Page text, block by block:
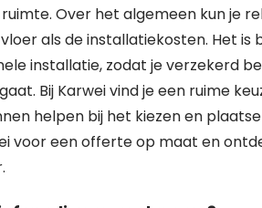
Over het algemeen kun je
als de installatiekosten. Het is
installatie, zodat je verzekerd
Bij Karwei vind je een ruime
helpen bij het kiezen en
voor een offerte op maat en